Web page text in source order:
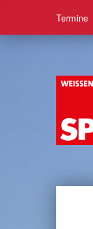
Termine